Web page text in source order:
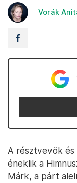
Vorák
A résztvevők és
éneklik a
Márk, a párt